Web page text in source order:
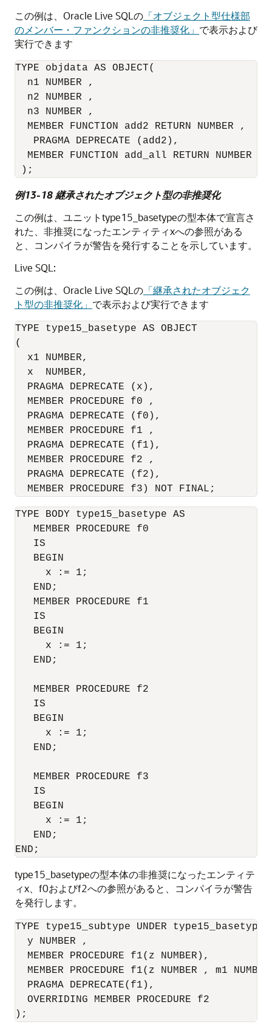
この例は、Oracle Live SQLの 「オブジェクト型仕様部
のメンバー・ファンクションの非推奨化」 で表示および
実行できます
TYPE objdata AS OBJECT(
  n1 NUMBER ,
  n2 NUMBER ,
  n3 NUMBER ,
  MEMBER FUNCTION add2 RETURN NUMBER ,
PRAGMA DEPRECATE (add2),
  MEMBER FUNCTION add_all RETURN NUMBER
例13-18 継承されたオブジェクト型の非推奨化
この例は、ユニットtype15_basetypeの型本体で宣言さ
れた、非推奨になったエンティティxへの参照がある
と、コンパイラが警告を発行することを示しています。
Live SQL:
この例は、Oracle Live SQLの 「継承されたオブジェク
ト型の非推奨化」 で表示および実行できます
TYPE type15_basetype AS OBJECT
(
  x1 NUMBER,
  x  NUMBER,
PRAGMA DEPRECATE (x),
  MEMBER PROCEDURE f0 ,
PRAGMA DEPRECATE (f0),
  MEMBER PROCEDURE f1 ,
PRAGMA DEPRECATE (f1),
  MEMBER PROCEDURE f2 ,
PRAGMA DEPRECATE (f2),
TYPE BODY type15_basetype AS
   MEMBER PROCEDURE f0
   IS
   BEGIN
     x := 1;
   END;
   MEMBER PROCEDURE f1
   IS
   BEGIN
     x := 1;
   END;
   MEMBER PROCEDURE f2
   IS
   BEGIN
     x := 1;
   END;
   MEMBER PROCEDURE f3
   IS
   BEGIN
     x := 1;
   END;
type15_basetypeの型本体の非推奨になったエンティテ
ィx、f0およびf2への参照があると、コンパイラが警告
を発行します。
TYPE type15_subtype UNDER
  y NUMBER ,
  MEMBER PROCEDURE f1(z NUMBER),
MEMBER PROCEDURE f1(z NUMBER , m1
PRAGMA DEPRECATE(f1),
  OVERRIDING MEMBER PROCEDURE f2